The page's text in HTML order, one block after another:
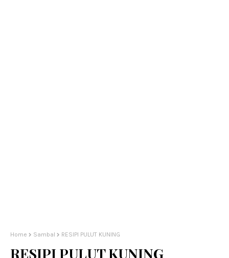
Home Sambal RESIPI PULUT KUNING
RESIPI PULUT KUNING